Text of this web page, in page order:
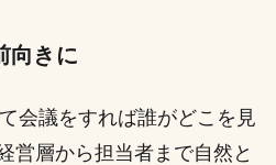
向きに
会議をすれば誰がどこを見
営層から担当者まで自然と